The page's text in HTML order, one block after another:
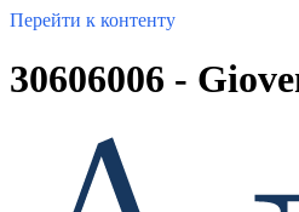
Перейти к контенту
30606006 -